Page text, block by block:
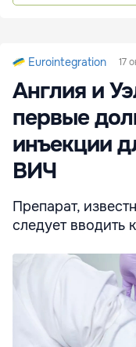
Eurointegration 17
Англия и
первые
инъекции
ВИЧ
Препарат,
следует вводить